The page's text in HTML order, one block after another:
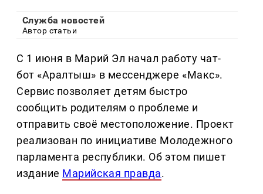
Служба новостей
Автор статьи
С 1 июня в Марий Эл начал работу чат-
бот «Аралтыш» в мессенджере «Макс».
Сервис позволяет детям быстро
сообщить родителям о проблеме и
отправить своё местоположение. Проект
реализован по инициативе Молодежного
парламента республики. Об этом пишет
издание Марийская правда.